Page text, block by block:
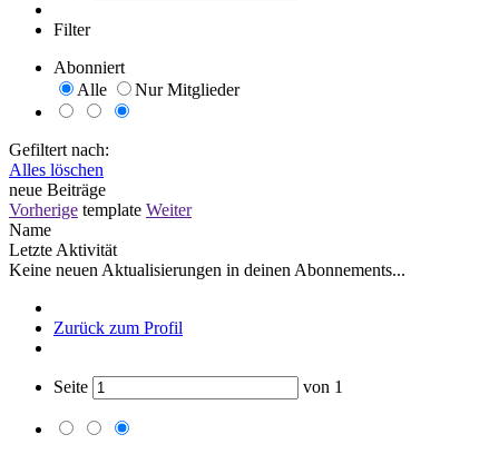
Filter
Abonniert
Alle
Nur Mitglieder
Gefiltert nach:
Alles löschen
neue Beiträge
Vorherige template Weiter
Name
Letzte Aktivität
Keine neuen Aktualisierungen in deinen Abonnements...
Zurück zum Profil
Seite von 1